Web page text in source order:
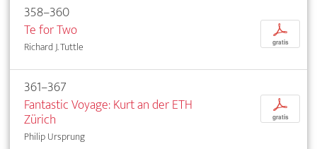
358–360
Te for Two
Richard J. Tuttle
p
gratis
361–367
Fantastic Voyage: Kurt an der ETH
Zürich
Philip Ursprung
p
gratis